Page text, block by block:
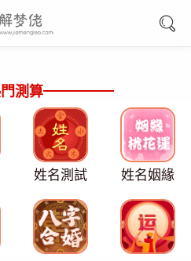
測算
姓名測試 姓名姻緣